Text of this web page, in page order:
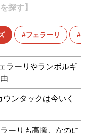
探す】
フェラーリ
ラーリやランボルギ
ンタックは今いく
ーリも高騰。なのに